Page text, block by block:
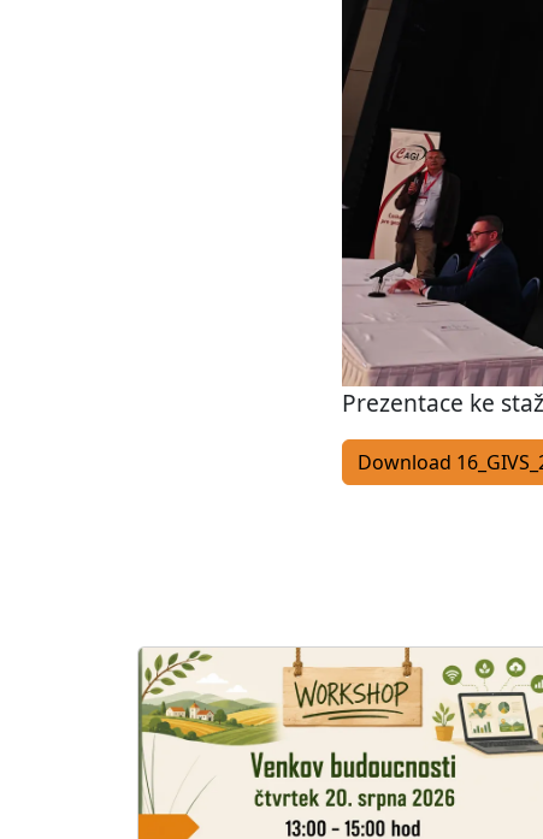
Prezentace ke
Download